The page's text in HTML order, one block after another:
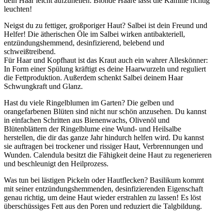
leuchten!
Neigst du zu fettiger, großporiger Haut? Salbei ist dein Freund und
Helfer! Die ätherischen Öle im Salbei wirken antibakteriell,
entzündungshemmend, desinfizierend, belebend und
schweißtreibend.
Für Haar und Kopfhaut ist das Kraut auch ein wahrer Alleskönner:
In Form einer Spülung kräftigt es deine Haarwurzeln und reguliert
die Fettproduktion. Außerdem schenkt Salbei deinem Haar
Schwungkraft und Glanz.
Hast du viele Ringelblumen im Garten? Die gelben und
orangefarbenen Blüten sind nicht nur schön anzusehen. Du kannst
in einfachen Schritten aus Bienenwachs, Olivenöl und
Blütenblättern der Ringelblume eine Wund- und Heilsalbe
herstellen, die dir das ganze Jahr hindurch helfen wird. Du kannst
sie auftragen bei trockener und rissiger Haut, Verbrennungen und
Wunden. Calendula besitzt die Fähigkeit deine Haut zu regenerieren
und beschleunigt den Heilprozess.
Was tun bei lästigen Pickeln oder Hautflecken? Basilikum kommt
mit seiner entzündungshemmenden, desinfizierenden Eigenschaft
genau richtig, um deine Haut wieder erstrahlen zu lassen! Es löst
überschüssiges Fett aus den Poren und reduziert die Talgbildung.